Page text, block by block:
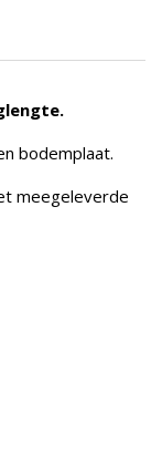
bodemplaat.
meegeleverde